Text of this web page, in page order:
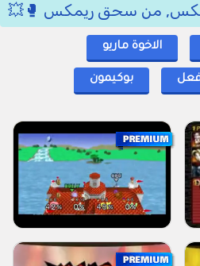
من سحق ريمكس 🥊💥
الاخوة ماريو
بوكيمون